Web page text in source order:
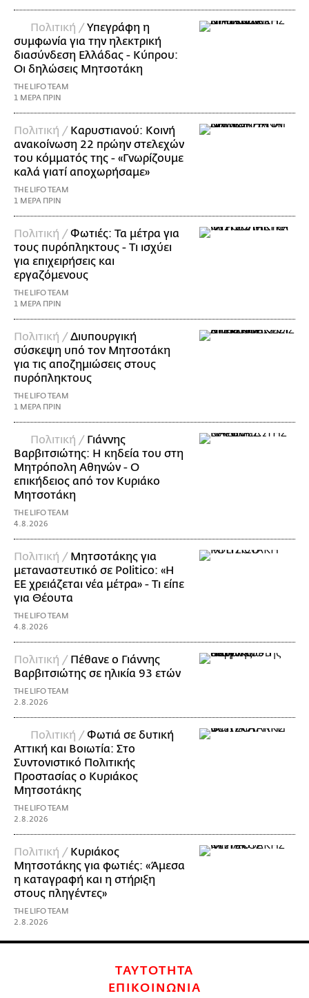
Πολιτική /Υπεγράφη η
συμφωνία για την ηλεκτρική
διασύνδεση Ελλάδας - Κύπρου:
Οι δηλώσεις Μητσοτάκη
THE LIFO TEAM
1 ΜΕΡΑ ΠΡΙΝ
Πολιτική / Καρυστιανού: Κοινή
ανακοίνωση 22 πρώην στελεχών
του κόμματός της - «Γνωρίζουμε
καλά γιατί αποχωρήσαμε»
THE LIFO TEAM
1 ΜΕΡΑ ΠΡΙΝ
Πολιτική /Φωτιές: Τα μέτρα για
τους πυρόπληκτους - Τι ισχύει
για επιχειρήσεις και
εργαζόμενους
THE LIFO TEAM
1 ΜΕΡΑ ΠΡΙΝ
Πολιτική /Διυπουργική
σύσκεψη υπό τον Μητσοτάκη
για τις αποζημιώσεις στους
πυρόπληκτους
THE LIFO TEAM
1 ΜΕΡΑ ΠΡΙΝ
Πολιτική / Γιάννης
Βαρβιτσιώτης: Η κηδεία του στη
Μητρόπολη Αθηνών - Ο
επικήδειος από τον Κυριάκο
Μητσοτάκη
THE LIFO TEAM
4.8.2026
Πολιτική / Μητσοτάκης για
μεταναστευτικό σε Politico: «Η
ΕΕ χρειάζεται νέα μέτρα» - Τι είπε
για Θέουτα
THE LIFO TEAM
4.8.2026
Πολιτική / Πέθανε ο Γιάννης
Βαρβιτσιώτης σε ηλικία 93 ετών
THE LIFO TEAM
2.8.2026
Πολιτική /Φωτιά σε δυτική
Αττική και Βοιωτία: Στο
Συντονιστικό Πολιτικής
Προστασίας ο Κυριάκος
Μητσοτάκης
THE LIFO TEAM
2.8.2026
Πολιτική / Κυριάκος
Μητσοτάκης για φωτιές: «Άμεσα
η καταγραφή και η στήριξη
στους πληγέντες»
THE LIFO TEAM
2.8.2026
ΤΑΥΤΟΤΗΤΑ
ΕΠΙΚΟΙΝΩΝΙΑ